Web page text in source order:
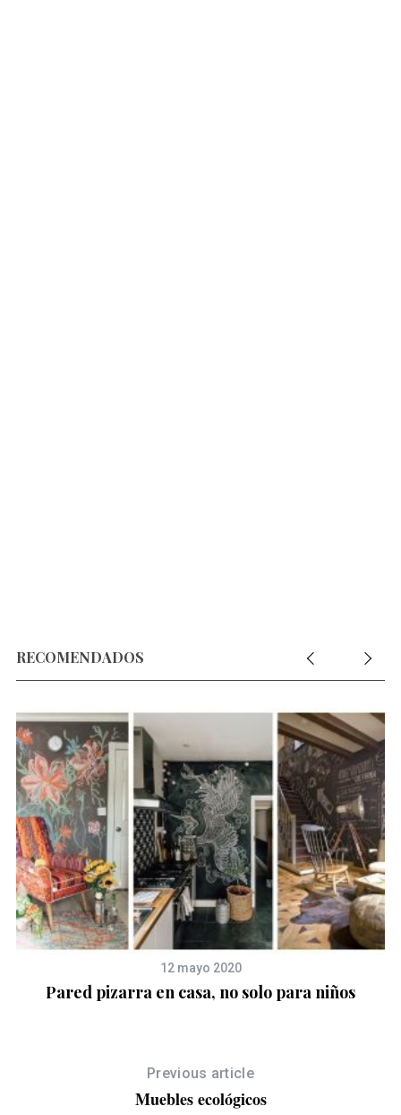
RECOMENDADOS
12 mayo 2020
Pared pizarra en casa, no solo para niños
Previous article
Muebles ecológicos